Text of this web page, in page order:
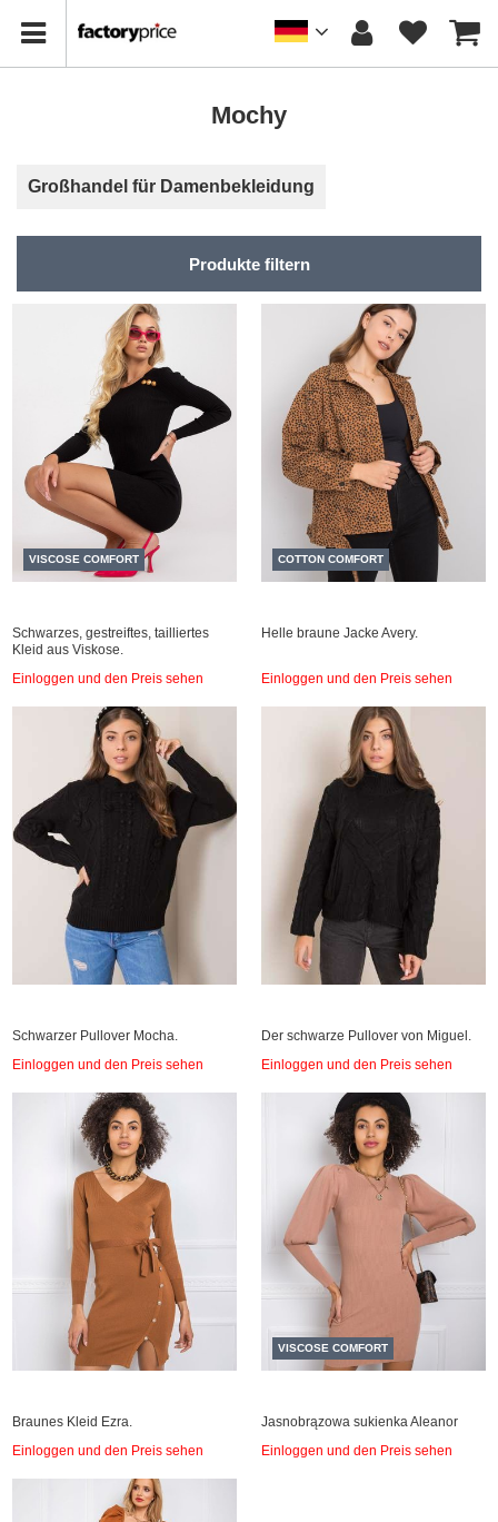
Mochy
Großhandel für Damenbekleidung
Produkte filtern
VISCOSE COMFORT
Schwarzes, gestreiftes, tailliertes
Kleid aus Viskose.
Einloggen und den Preis sehen
COTTON COMFORT
Helle braune Jacke Avery.
Einloggen und den Preis sehen
Schwarzer Pullover Mocha.
Einloggen und den Preis sehen
Der schwarze Pullover von Miguel.
Einloggen und den Preis sehen
Braunes Kleid Ezra.
Einloggen und den Preis sehen
VISCOSE COMFORT
Jasnobrązowa sukienka Aleanor
Einloggen und den Preis sehen